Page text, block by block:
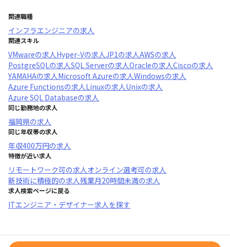
関連職種
インフラエンジニアの求人
関連スキル
VMwareの求人Hyper-Vの求人JP1の求人AWSの求人
PostgreSQLの求人SQL Serverの求人Oracleの求人Ciscoの求人
YAMAHAの求人Microsoft Azureの求人Windowsの求人
Azure Functionsの求人Linuxの求人Unixの求人
Azure SQL Databaseの求人
同じ勤務地の求人
福岡県の求人
同じ年収帯の求人
年収400万円の求人
特徴が近い求人
リモートワーク可の求人オンライン選考可の求人
新技術に積極的の求人残業月20時間未満の求人
求人検索ページに戻る
ITエンジニア・デザイナー求人を探す